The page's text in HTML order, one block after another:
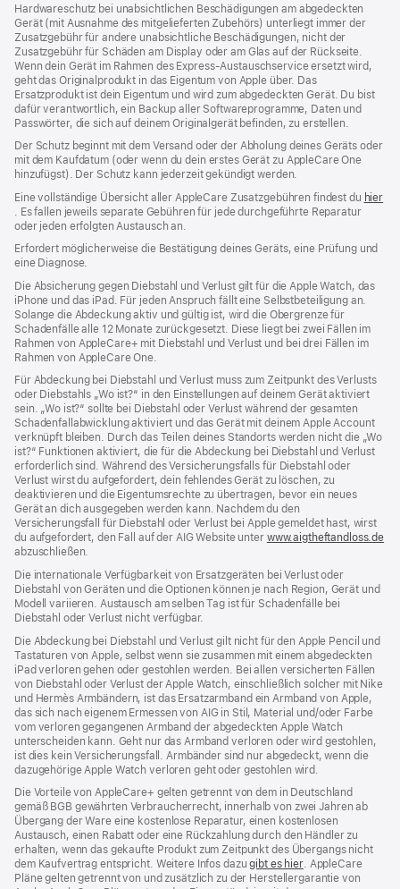
Hardwareschutz bei unabsichtlichen Beschädigungen am abgedeckten
Gerät (mit Ausnahme des mitgelieferten Zubehörs) unterliegt immer der
Zusatzgebühr für andere unabsichtliche Beschädigungen, nicht der
Zusatzgebühr für Schäden am Display oder am Glas auf der Rückseite.
Wenn dein Gerät im Rahmen des Express-Austauschservice ersetzt wird,
geht das Originalprodukt in das Eigentum von Apple über. Das
Ersatzprodukt ist dein Eigentum und wird zum abgedeckten Gerät. Du bist
dafür verantwortlich, ein Backup aller Softwareprogramme, Daten und
Passwörter, die sich auf deinem Originalgerät befinden, zu erstellen.
Der Schutz beginnt mit dem Versand oder der Abholung deines Geräts oder
mit dem Kaufdatum (oder wenn du dein erstes Gerät zu AppleCare One
hinzufügst). Der Schutz kann jederzeit gekündigt werden.
Eine vollständige Übersicht aller AppleCare Zusatzgebühren findest du hier
(Öffnet
ein
Fenster)
. Es fallen jeweils separate Gebühren für jede durchgeführte Reparatur
oder jeden erfolgten Austausch an.
Erfordert möglicherweise die Bestätigung deines Geräts, eine Prüfung und
eine Diagnose.
Die Absicherung gegen Diebstahl und Verlust gilt für die Apple Watch, das
iPhone und das iPad. Für jeden Anspruch fällt eine Selbstbeteiligung an.
Solange die Abdeckung aktiv und gültig ist, wird die Obergrenze für
Schadenfälle alle 12 Monate zurückgesetzt. Diese liegt bei zwei Fällen im
Rahmen von AppleCare+ mit Diebstahl und Verlust und bei drei Fällen im
Rahmen von AppleCare One.
Für Abdeckung bei Diebstahl und Verlust muss zum Zeit­punkt des Verlusts
oder Dieb­stahls „Wo ist?“ in den Einstellungen auf deinem Gerät aktiviert
sein. „Wo ist?“ sollte bei Diebstahl oder Verlust während der gesamten
Schadenfallabwicklung aktiviert und das Gerät mit deinem Apple Account
verknüpft bleiben. Durch das Teilen deines Standorts werden nicht die „Wo
ist?“ Funktionen aktiviert, die für die Abdeckung bei Diebstahl und Verlust
erforderlich sind. Während des Versicherungs­falls für Diebstahl oder
Verlust wirst du aufgefordert, dein fehlendes Gerät zu löschen, zu
deaktivieren und die Eigentums­rechte zu übertragen, bevor ein neues
Gerät an dich ausgegeben werden kann. Nachdem du den
Versicherungsfall für Diebstahl oder Verlust bei Apple gemeldet hast, wirst
du aufgefordert, den Fall auf der AIG Website unter www.aigtheftandloss.de
abzuschließen.
Die internationale Verfügbarkeit von Ersatzgeräten bei Verlust oder
Diebstahl von Geräten und die Optionen können je nach Region, Gerät und
Modell variieren. Austausch am selben Tag ist für Schadenfälle bei
Diebstahl oder Verlust nicht verfügbar.
Die Abdeckung bei Diebstahl und Verlust gilt nicht für den Apple Pencil und
Tastaturen von Apple, selbst wenn sie zusammen mit einem abgedeckten
iPad verloren gehen oder gestohlen werden. Bei allen versicherten Fällen
von Diebstahl oder Verlust der Apple Watch, einschließlich solcher mit Nike
und Hermès Armbändern, ist das Ersatzarmband ein Armband von Apple,
das sich nach eigenem Ermessen von AIG in Stil, Material und/oder Farbe
vom verloren gegangenen Armband der abgedeckten Apple Watch
unterscheiden kann. Geht nur das Armband verloren oder wird gestohlen,
ist dies kein Versicherungsfall. Armbänder sind nur abgedeckt, wenn die
dazugehörige Apple Watch verloren geht oder gestohlen wird.
Die Vorteile von AppleCare+ gelten getrennt von dem in Deutschland
gemäß BGB gewährten Verbraucher­recht, inner­halb von zwei Jahren ab
Übergang der Ware eine kosten­lose Reparatur, einen kosten­losen
Austausch, einen Rabatt oder eine Rück­zahlung durch den Händler zu
erhalten, wenn das gekaufte Produkt zum Zeit­punkt des Übergangs nicht
dem Kauf­vertrag ent­spricht. Weitere Infos dazugibt es hier(Öffnet
ein
. AppleCare
Pläne gelten getrennt von und zu­sätz­lich zu der Hersteller­garantie von